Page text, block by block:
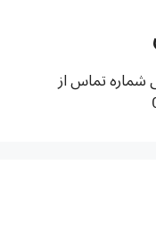
شماره تماس از